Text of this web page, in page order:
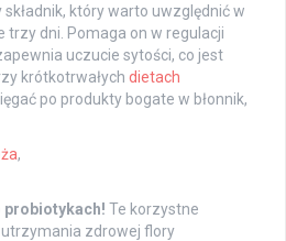
który warto uwzględnić w
trzy dni. Pomaga on w regulacji
uczucie sytości, co jest
krótkotrwałych dietach
po produkty bogate w błonnik,
,
probiotykach! Te korzystne
zdrowej flory